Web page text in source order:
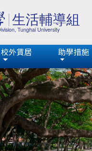
校外賃居 助學措施